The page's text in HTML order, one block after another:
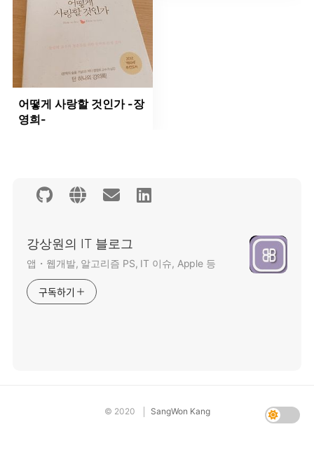
어떻게 사랑할 것인가 -장
영희-
강상원의 IT 블로그
앱・웹개발, 알고리즘 PS, IT 이슈, Apple 등
구독하기
© 2020 SangWon Kang